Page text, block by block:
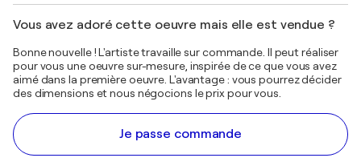
Vous avez adoré cette oeuvre mais elle est vendue ?
Bonne nouvelle ! L'artiste travaille sur commande. Il peut réaliser
pour vous une oeuvre sur-mesure, inspirée de ce que vous avez
aimé dans la première oeuvre. L'avantage : vous pourrez décider
des dimensions et nous négocions le prix pour vous.
Je passe commande